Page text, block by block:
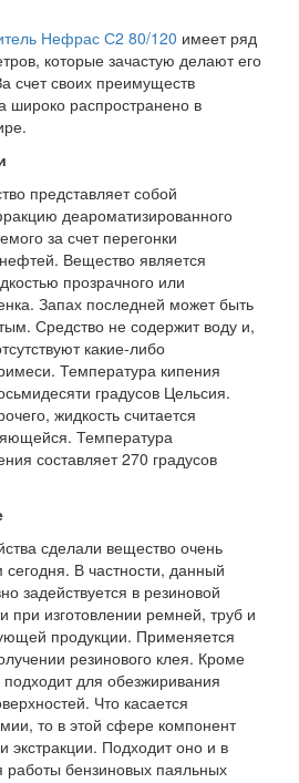
Нефрас С2 80/120 имеет ряд
которые зачастую делают его
счет своих преимуществ
широко распространено в
представляет собой
деароматизированного
за счет перегонки
Вещество является
прозрачного или
Запах последней может быть
Средство не содержит воду и,
какие-либо
Температура кипения
градусов Цельсия.
жидкость считается
Температура
составляет 270 градусов
сделали вещество очень
В частности, данный
задействуется в резиновой
при изготовлении ремней, труб и
продукции. Применяется
резинового клея. Кроме
подходит для обезжиривания
Что касается
то в этой сфере компонент
экстракции. Подходит оно и в
работы бензиновых паяльных